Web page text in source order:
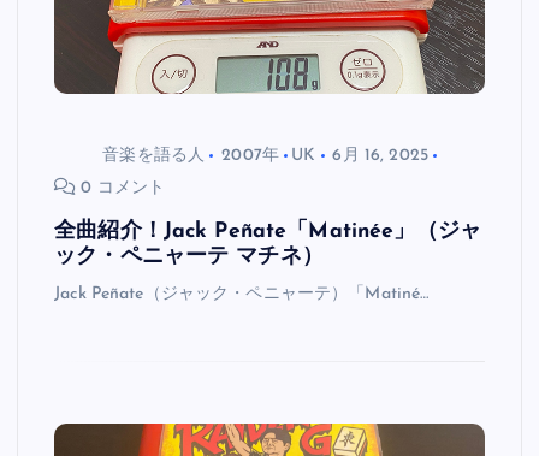
音楽を語る人 2007年 UK
6月 16, 2025
0 コメント
全曲紹介！Jack Peñate「Matinée」（ジャ
ック・ペニャーテ マチネ）
Jack Peñate（ジャック・ペニャーテ）「Matiné…